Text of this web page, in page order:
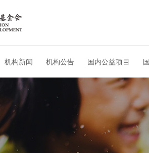
机构新闻 机构公告 国内公益项目